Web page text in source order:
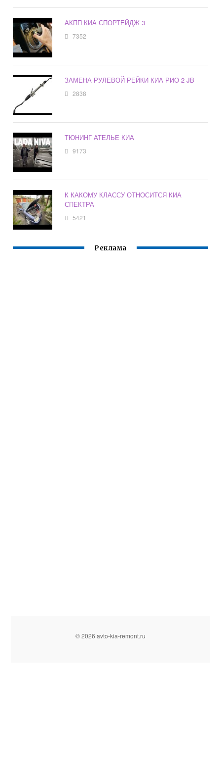
АКПП КИА СПОРТЕЙДЖ 3
7352
ЗАМЕНА РУЛЕВОЙ РЕЙКИ КИА РИО 2 JB
2838
ТЮНИНГ АТЕЛЬЕ КИА
9173
К КАКОМУ КЛАССУ ОТНОСИТСЯ КИА
СПЕКТРА
5421
Реклама
© 2026 avto-kia-remont.ru